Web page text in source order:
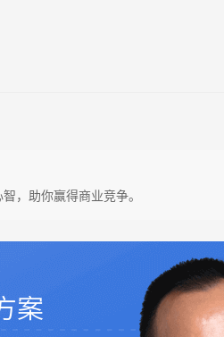
，助你赢得商业竞争。